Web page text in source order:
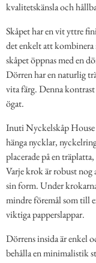
kvalitetskänsla och
Skåpet har en vit yttre
det enkelt att
skåpet öppnas med en
Dörren har en naturlig
vita färg. Denna
ögat.
Inuti Nyckelskåp House
hänga nycklar,
placerade på en
Varje krok är robust nog
sin form. Under
mindre föremål som till
viktiga papperslappar.
Dörrens insida är enkel
behålla en minimalistik